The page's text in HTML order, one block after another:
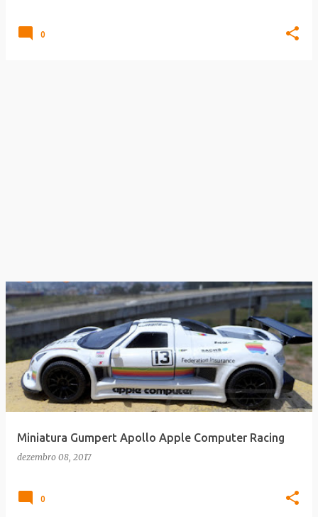
0
Miniatura Gumpert Apollo Apple Computer Racing
dezembro 08, 2017
0